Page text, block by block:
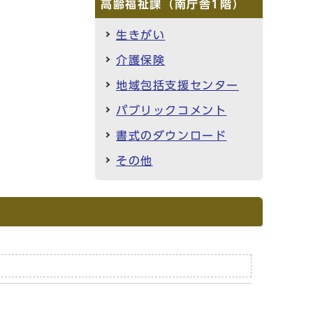
高齢福祉課（南庁舎1階）
生きがい
介護保険
地域包括支援センター
パブリックコメント
書式のダウンロード
その他